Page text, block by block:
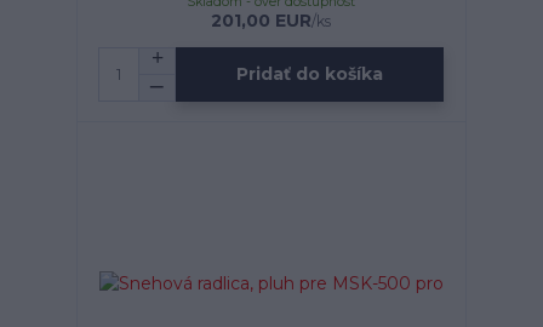
201,00 EUR/ks
Pridať do košíka